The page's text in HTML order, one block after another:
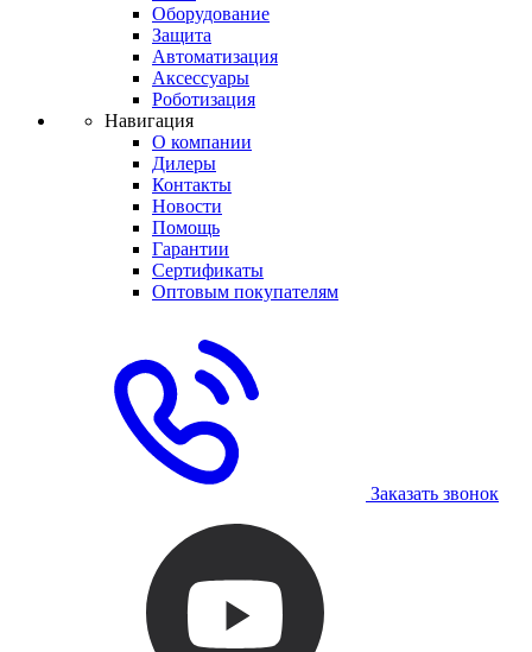
Оборудование
Защита
Автоматизация
Аксессуары
Роботизация
Навигация
О компании
Дилеры
Контакты
Новости
Помощь
Гарантии
Сертификаты
Оптовым покупателям
Заказать звонок